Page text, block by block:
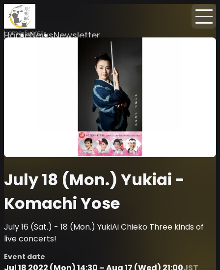
HomeNewsNewsletter
Home Events
July 18 (Mon.) Yukiai -
Komachi Yose
July 16 (Sat.) - 18 (Mon.) YukiAi Chieko Three kinds of
live concerts!
Event date
Jul 18 2022 (Mon) 14:30 – Aug 17 (Wed) 21:00JST